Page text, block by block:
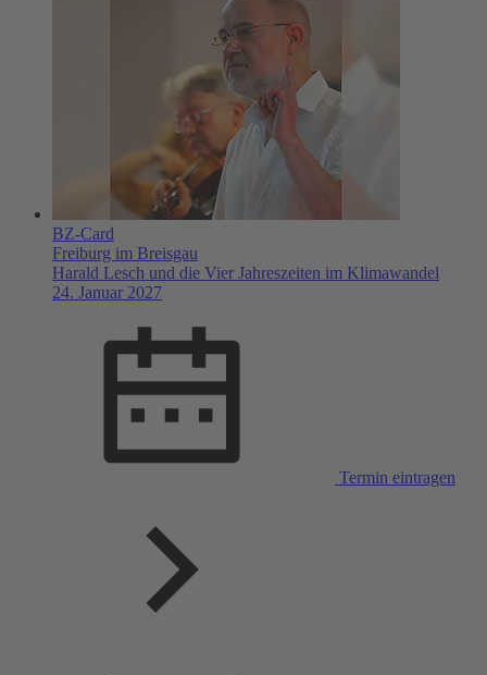
BZ-Card
Freiburg im Breisgau
Harald Lesch und die Vier Jahreszeiten im Klimawandel
24. Januar 2027
Termin eintragen